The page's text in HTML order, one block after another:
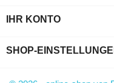
IHR KONTO
SHOP-